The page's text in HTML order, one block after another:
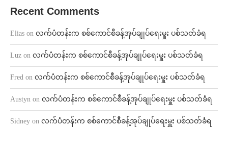
Recent Comments
Elias on လက်ပံတန်းက စစ်ကောင်စီခန့်အုပ်ချုပ်ရေးမှူး ပစ်သတ်ခံရ
Luz on လက်ပံတန်းက စစ်ကောင်စီခန့်အုပ်ချုပ်ရေးမှူး ပစ်သတ်ခံရ
Fred on လက်ပံတန်းက စစ်ကောင်စီခန့်အုပ်ချုပ်ရေးမှူး ပစ်သတ်ခံရ
Austyn on လက်ပံတန်းက စစ်ကောင်စီခန့်အုပ်ချုပ်ရေးမှူး ပစ်သတ်ခံရ
Sidney on လက်ပံတန်းက စစ်ကောင်စီခန့်အုပ်ချုပ်ရေးမှူး ပစ်သတ်ခံရ